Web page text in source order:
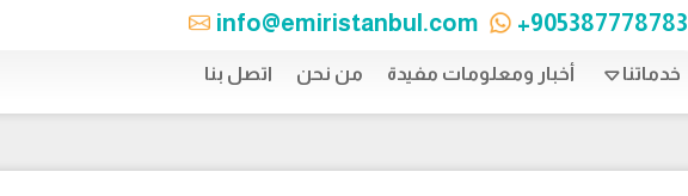
info@emiristanbul.com +905387778783
خدماتنا أخبار ومعلومات مفيدة من نحن اتصل بنا